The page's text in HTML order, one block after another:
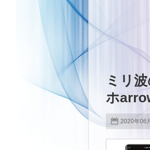
ミリ
ホ
2020年06